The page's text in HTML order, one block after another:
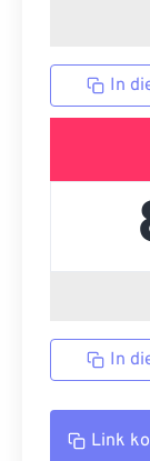
In
In
Link